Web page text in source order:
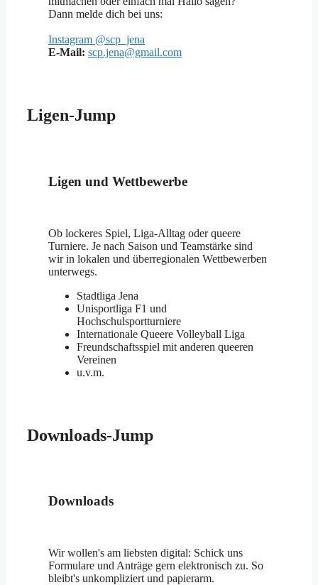
Dann melde dich bei uns:
Instagram @scp_jena
E-Mail: scp.jena@gmail.com
Ligen-Jump
Ligen und Wettbewerbe
Ob lockeres Spiel, Liga-Alltag oder queere
Turniere. Je nach Saison und Teamstärke sind
wir in lokalen und überregionalen Wettbewerben
unterwegs.
Stadtliga Jena
Unisportliga F1 und
Hochschulsportturniere
Internationale Queere Volleyball Liga
Freundschaftsspiel mit anderen queeren
Vereinen
u.v.m.
Downloads-Jump
Downloads
Wir wollen's am liebsten digital: Schick uns
Formulare und Anträge gern elektronisch zu. So
bleibt's unkompliziert und papierarm.